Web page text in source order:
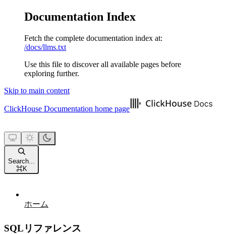
Documentation Index
Fetch the complete documentation index at:
/docs/llms.txt
Use this file to discover all available pages before
exploring further.
Skip to main content
ClickHouse Documentation home page
Search...
⌘K
ホーム
SQLリファレンス